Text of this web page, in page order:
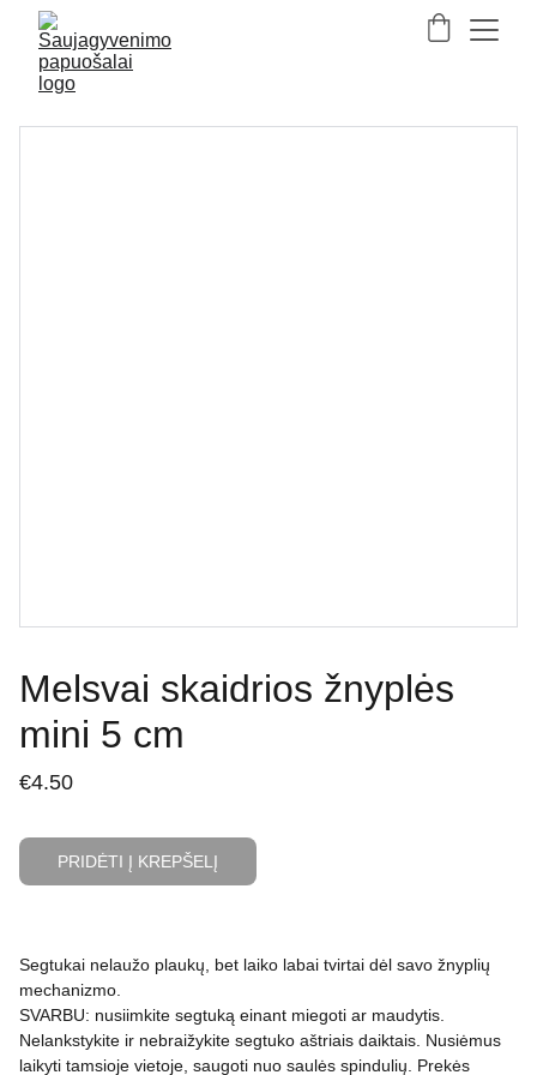
Melsvai skaidrios žnyplės
mini 5 cm
€4.50
PRIDĖTI Į KREPŠELĮ
Segtukai nelaužo plaukų, bet laiko labai tvirtai dėl savo žnyplių
mechanizmo.
SVARBU: nusiimkite segtuką einant miegoti ar maudytis.
Nelankstykite ir nebraižykite segtuko aštriais daiktais. Nusiėmus
laikyti tamsioje vietoje, saugoti nuo saulės spindulių. Prekės